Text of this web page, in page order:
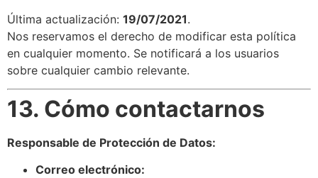
Última actualización: 19/07/2021.
Nos reservamos el derecho de modificar esta política
en cualquier momento. Se notificará a los usuarios
sobre cualquier cambio relevante.
13. Cómo contactarnos
Responsable de Protección de Datos:
Correo electrónico: